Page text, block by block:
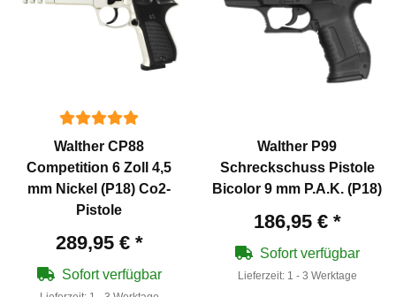
Walther CP88
Competition 6 Zoll 4,5
mm Nickel (P18) Co2-
Pistole
289,95 € *
Sofort verfügbar
Walther P99
Schreckschuss Pistole
Bicolor 9 mm P.A.K. (P18)
186,95 € *
Sofort verfügbar
Lieferzeit: 1 - 3 Werktage